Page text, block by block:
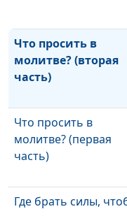
Что просить в
молитве? (вторая
часть)
Что просить в
молитве? (первая
часть)
Где брать силы,